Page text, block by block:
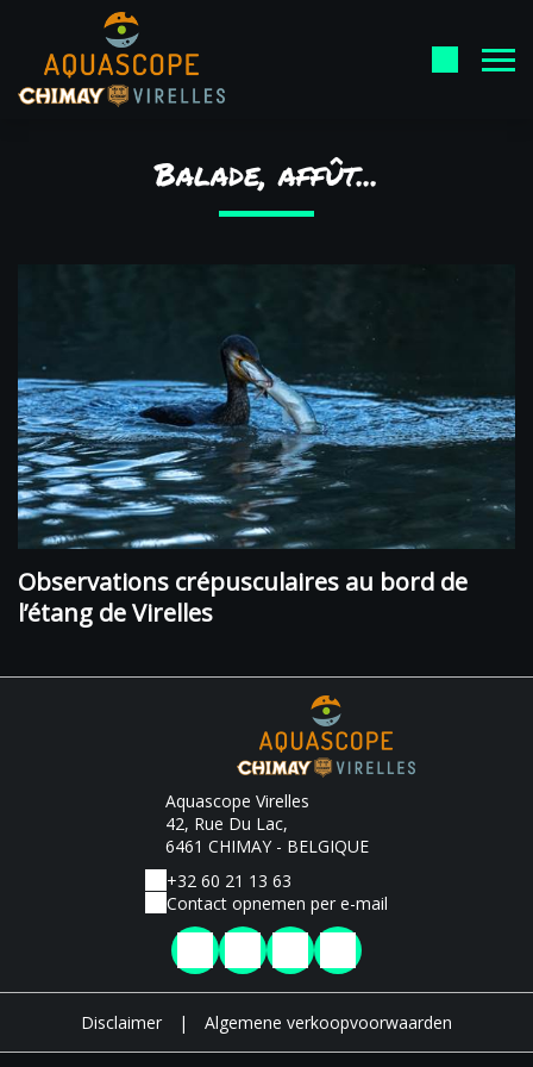
Balade, affût...
Observations crépusculaires au bord de
l’étang de Virelles
Aquascope Virelles
42, Rue Du Lac,
6461 CHIMAY - BELGIQUE
+32 60 21 13 63
Contact opnemen per e-mail
Disclaimer | Algemene verkoopvoorwaarden